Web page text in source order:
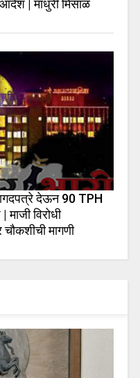
| माधुरी मिसाळ
देऊन 90 TPH
माजी विरोधी
मागणी